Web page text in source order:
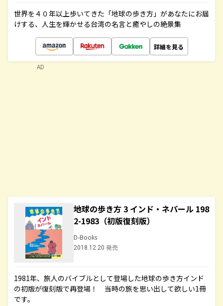
世界を４０年以上歩いてきた「地球の歩き方」があなたにお届
けする、人生を輝かせる台湾の名言と癒やしの絶景集
詳細を見る
地球の歩き方 3 インド・ネパール 198
2-1983（初版復刻版）
D-Books
2018.12.20 発売
1981年、旅人のバイブルとして登場した地球の歩き方インド
の初版が復刻版で再登場！ 当時の旅を思い出して欲しい1冊
です。
AD